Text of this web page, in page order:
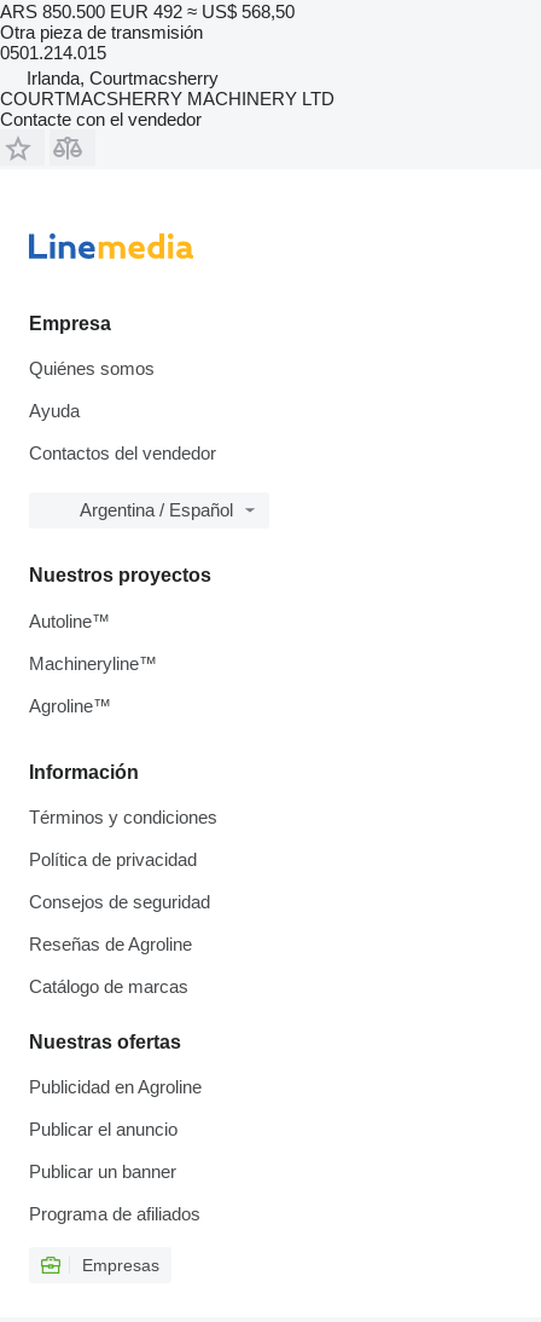
ARS 850.500 EUR 492 ≈ US$ 568,50
Otra pieza de transmisión
0501.214.015
Irlanda, Courtmacsherry
COURTMACSHERRY MACHINERY LTD
Contacte con el vendedor
Empresa
Quiénes somos
Ayuda
Contactos del vendedor
Argentina / Español
Información
Términos y condiciones
Política de privacidad
Consejos de seguridad
Reseñas de Agroline
Catálogo de marcas
Nuestras ofertas
Publicidad en Agroline
Publicar el anuncio
Publicar un banner
Programa de afiliados
Empresas
Nuestros proyectos
Autoline™
Machineryline™
Agroline™